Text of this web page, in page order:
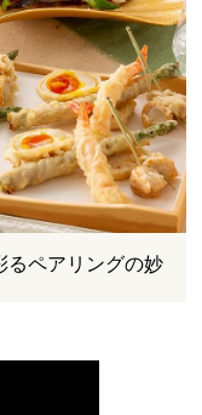
るペアリングの妙